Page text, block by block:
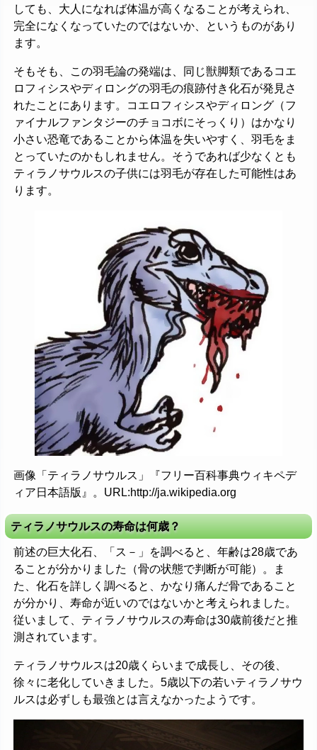
しても、大人になれば体温が高くなることが考えられ、
完全になくなっていたのではないか、というものがあり
ます。
そもそも、この羽毛論の発端は、同じ獣脚類であるコエ
ロフィシスやディロングの羽毛の痕跡付き化石が発見さ
れたことにあります。コエロフィシスやディロング（フ
ァイナルファンタジーのチョコボにそっくり）はかなり
小さい恐竜であることから体温を失いやすく、羽毛をま
とっていたのかもしれません。そうであれば少なくとも
ティラノサウルスの子供には羽毛が存在した可能性はあ
ります。
画像「ティラノサウルス」『フリー百科事典ウィキペデ
ィア日本語版』。URL:http://ja.wikipedia.org
ティラノサウルスの寿命は何歳？
前述の巨大化石、「ス－」を調べると、年齢は28歳であ
ることが分かりました（骨の状態で判断が可能）。ま
た、化石を詳しく調べると、かなり痛んだ骨であること
が分かり、寿命が近いのではないかと考えられました。
従いまして、ティラノサウルスの寿命は30歳前後だと推
測されています。
ティラノサウルスは20歳くらいまで成長し、その後、
徐々に老化していきました。5歳以下の若いティラノサウ
ルスは必ずしも最強とは言えなかったようです。